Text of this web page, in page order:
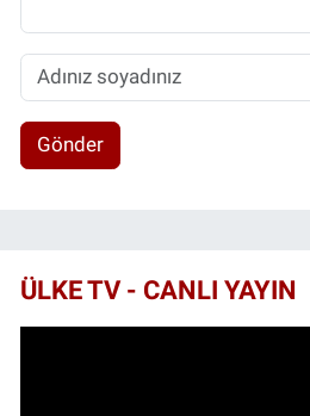
Gönder
ÜLKE TV - CANLI YAYIN